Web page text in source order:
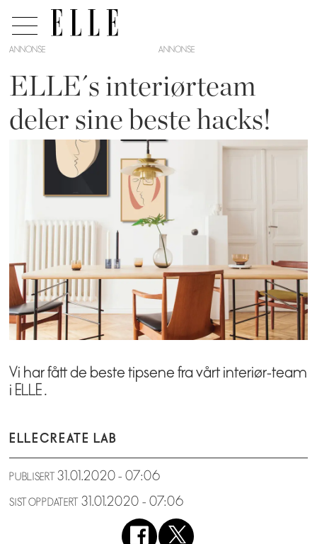
ANNONSE
ELLE´s interiørteam
deler sine beste hacks!
Vi har fått de beste tipsene fra vårt interiør-team
i ELLE .
ELLECREATE LAB
PUBLISERT 31.01.2020 - 07:06
SIST OPPDATERT 31.01.2020 - 07:06